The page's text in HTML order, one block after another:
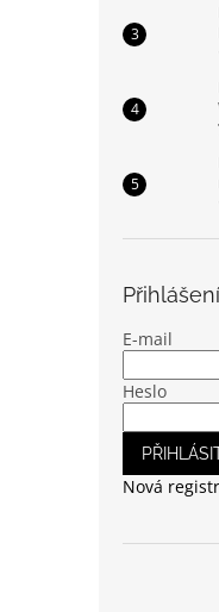
Přihlášení
E-mail
Heslo
Nová